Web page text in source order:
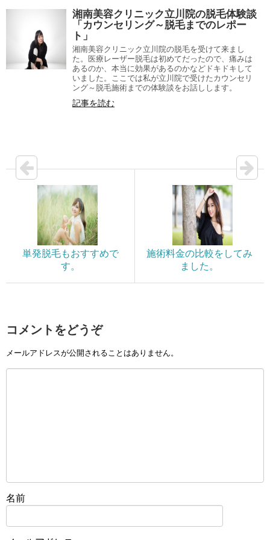
湘南美容クリニック立川院の脱毛体験談
「カウンセリング～脱毛までのレポー
ト」
湘南美容クリニック立川院の脱毛を受けて来まし
た。医療レーザー脱毛は初めてだったので、痛みは
あるのか、本当に効果があるのかなどドキドキして
いました。ここでは私が立川院で受けたカウンセリ
ング～脱毛施術までの体験談をお話しします。
記事を読む
単発脱毛もおすすめで
す。
施術料金の比較をしてみ
ました。
コメントをどうぞ
メールアドレスが公開されることはありません。
名前